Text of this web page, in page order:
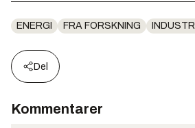
ENERGI FRA FORSKNING INDUSTRI
Del
Kommentarer